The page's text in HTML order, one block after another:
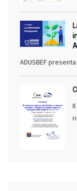
ADUSBEF